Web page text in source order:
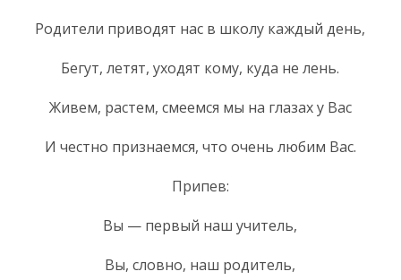
Родители приводят нас в школу каждый день,
Бегут, летят, уходят кому, куда не лень.
Живем, растем, смеемся мы на глазах у Вас
И честно признаемся, что очень любим Вас.
Припев:
Вы — первый наш учитель,
Вы, словно, наш родитель,